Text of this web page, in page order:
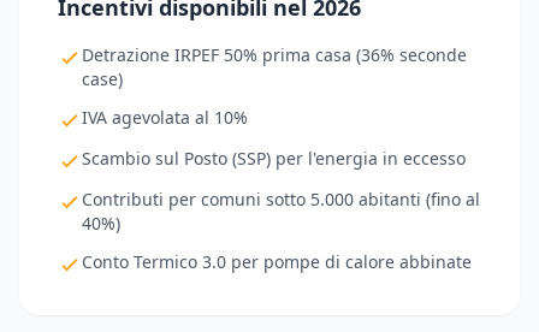
Incentivi disponibili nel 2026
Detrazione IRPEF 50% prima casa (36% seconde
case)
IVA agevolata al 10%
Scambio sul Posto (SSP) per l'energia in eccesso
Contributi per comuni sotto 5.000 abitanti (fino al
40%)
Conto Termico 3.0 per pompe di calore abbinate